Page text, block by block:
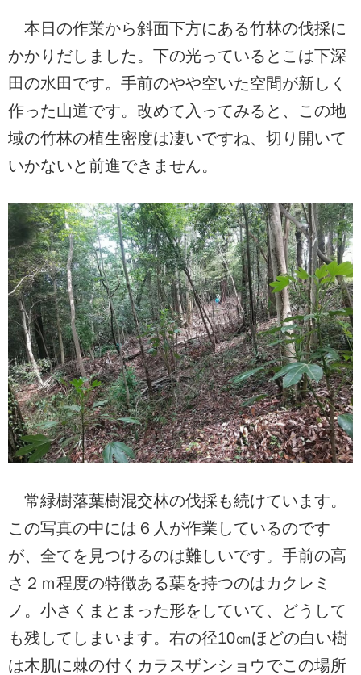
本日の作業から斜面下方にある竹林の伐採に
かかりだしました。下の光っているとこは下深
田の水田です。手前のやや空いた空間が新しく
作った山道です。改めて入ってみると、この地
域の竹林の植生密度は凄いですね、切り開いて
いかないと前進できません。
常緑樹落葉樹混交林の伐採も続けています。
この写真の中には６人が作業しているのです
が、全てを見つけるのは難しいです。手前の高
さ２ｍ程度の特徴ある葉を持つのはカクレミ
ノ。小さくまとまった形をしていて、どうして
も残してしまいます。右の径10㎝ほどの白い樹
は木肌に棘の付くカラスザンショウでこの場所